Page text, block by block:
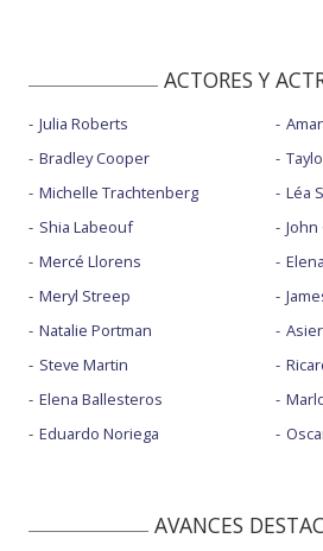
ACTORES Y
Julia Roberts
Bradley Cooper
Michelle Trachtenberg
Shia Labeouf
Mercé Llorens
Meryl Streep
Natalie Portman
Steve Martin
Elena Ballesteros
Eduardo Noriega
Léa
John
AVANCES